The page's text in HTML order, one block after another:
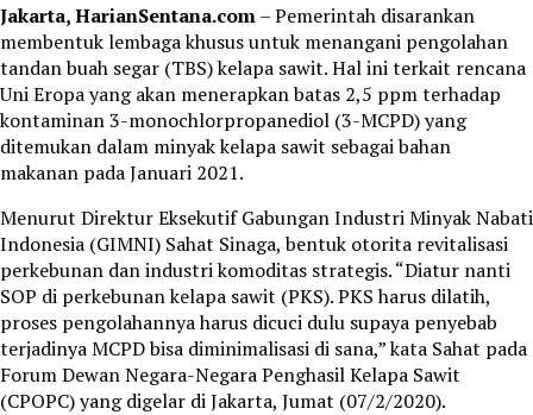
Jakarta, HarianSentana.com– Pemerintah disarankan
membentuk lembaga khusus untuk menangani pengolahan
tandan buah segar (TBS) kelapa sawit. Hal ini terkait rencana
Uni Eropa yang akan menerapkan batas 2,5 ppm terhadap
kontaminan 3-monochlorpropanediol (3-MCPD) yang
ditemukan dalam minyak kelapa sawit sebagai bahan
makanan pada Januari 2021.
Menurut Direktur Eksekutif Gabungan Industri Minyak Nabati
Indonesia (GIMNI) Sahat Sinaga, bentuk otorita revitalisasi
perkebunan dan industri komoditas strategis. “Diatur nanti
SOP di perkebunan kelapa sawit (PKS). PKS harus dilatih,
proses pengolahannya harus dicuci dulu supaya penyebab
terjadinya MCPD bisa diminimalisasi di sana,” kata Sahat pada
Forum Dewan Negara-Negara Penghasil Kelapa Sawit
(CPOPC) yang digelar di Jakarta, Jumat (07/2/2020).